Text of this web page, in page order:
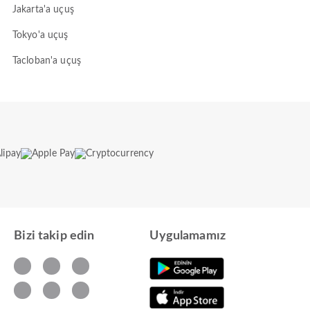
Jakarta'a uçuş
Tokyo'a uçuş
Tacloban'a uçuş
Bizi takip edin Uygulamamız